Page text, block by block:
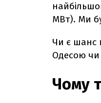
МВт). Ми
Чи є шанс
Одесою чи
Чому